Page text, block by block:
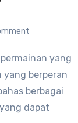
yang berperan
berbagai
dapat